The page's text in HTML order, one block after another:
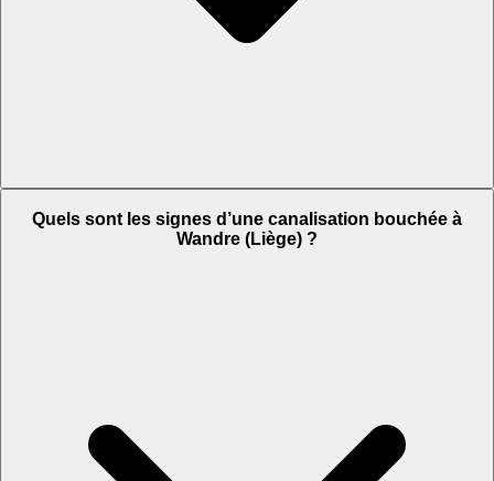
Quels sont les signes d’une canalisation bouchée à
Wandre (Liège) ?